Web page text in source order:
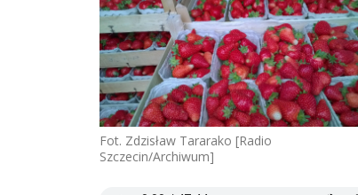
Fot. Zdzisław Tararako [Radio
Szczecin/Archiwum]